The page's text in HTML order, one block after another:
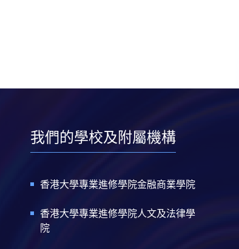
我們的學校及附屬機構
香港大學專業進修學院金融商業學院
香港大學專業進修學院人文及法律學
院